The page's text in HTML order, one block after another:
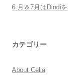
6 月＆7月はDindiを
カテゴリー
About Celia